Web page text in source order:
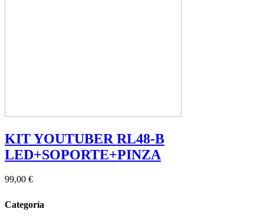
KIT YOUTUBER RL48-B
LED+SOPORTE+PINZA
99,00 €
Categoría